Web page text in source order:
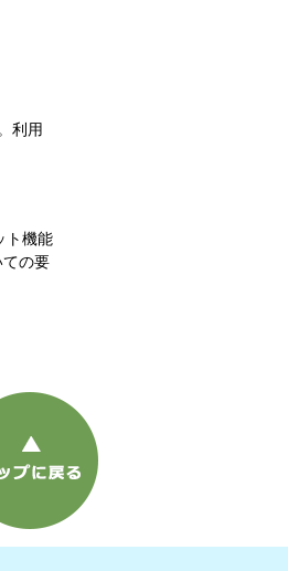
利用
ト機能
の要